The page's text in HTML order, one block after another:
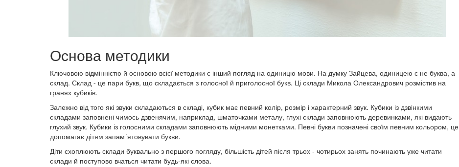
Основа методики
Ключовою відмінністю й основою всієї методики є інший погляд на одиницю мови. На думку Зайцева, одиницею є не буква, а
склад. Склад - це пари букв, що складається з голосної й приголосної букв. Ці склади Микола Олександрович розмістив на
гранях кубиків.
Залежно від того які звуки складаються в складі, кубик має певний колір, розмір і характерний звук. Кубики із дзвінкими
складами заповнені чимось дзвенячим, наприклад, шматочками металу, глухі склади заповнюють деревинками, які видають
глухий звук. Кубики із голосними складами заповнюють мідними монетками. Певні букви позначені своїм певним кольором, це
допомагає дітям запам´ятовувати букви.
Діти схоплюють склади буквально з першого погляду, більшість дітей після трьох - чотирьох занять починають уже читати
склади й поступово вчаться читати будь-які слова.